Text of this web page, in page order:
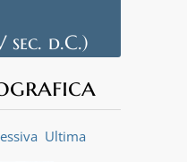
sec. d.C.)
Ultima